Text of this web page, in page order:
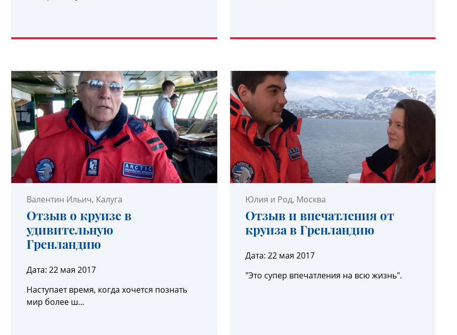
УЗНАТЬ ПОДРОБНЕЕ УЗНАТЬ ПОДРОБНЕЕ
Валентин Ильич, Калуга
Отзыв о круизе в
удивительную
Гренландию
Дата:22 мая 2017
Наступает время, когда хочется познать
мир более ш...
Юлия и Род, Москва
Отзыв и впечатления от
круиза в Гренландию
Дата: 22 мая 2017
"Это супер впечатления на всю жизнь".